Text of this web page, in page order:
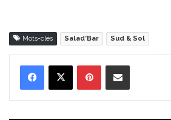
Mots-clés Salad’Bar Sud & Sol